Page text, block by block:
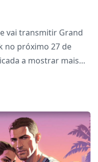
vai transmitir Grand
no próximo 27 de
a mostrar mais
Cont